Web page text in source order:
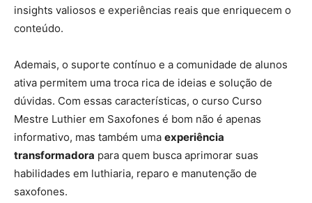
insights valiosos e experiências reais que enriquecem o
conteúdo.
Ademais, o suporte contínuo e a comunidade de alunos
ativa permitem uma troca rica de ideias e solução de
dúvidas. Com essas características, o curso Curso
Mestre Luthier em Saxofones é bom não é apenas
informativo, mas também uma experiência
transformadora para quem busca aprimorar suas
habilidades em luthiaria, reparo e manutenção de
saxofones.